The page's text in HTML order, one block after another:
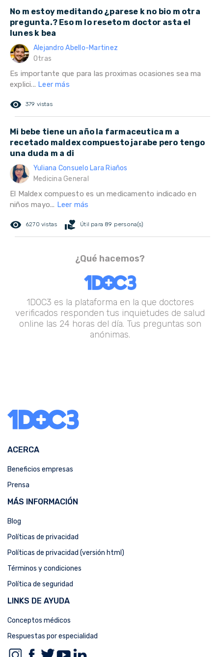
No m estoy meditando ¿parese k no bio m otra
pregunta.? Eso m lo reseto m doctor asta el
lunes k bea
Alejandro Abello-Martinez
Otras
Es importante que para las proximas ocasiones sea ma
explici... Leer más
remove_red_eye 379 vistas
Mi bebe tiene un año la farmaceutica m a
recetado maldex compuesto jarabe pero tengo
una duda m a di
Yuliana Consuelo Lara Riaños
Medicina General
El Maldex compuesto es un medicamento indicado en
niños mayo... Leer más
remove_red_eye 6270 vistas volunteer_activism Útil para 89 persona(s)
¿Qué hacemos?
1DOC3 es la plataforma en la que doctores
verificados responden tus inquietudes de salud
online las 24 horas del día. Tus preguntas son
anónimas.
ACERCA
Beneficios empresas
Prensa
MÁS INFORMACIÓN
Blog
Políticas de privacidad
Políticas de privacidad (versión html)
Términos y condiciones
Política de seguridad
LINKS DE AYUDA
Conceptos médicos
Respuestas por especialidad